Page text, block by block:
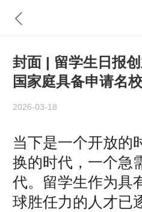
封面 | 留学生日报
国家庭具备申请名
2026-03-18
当下是一个开放的
换的时代，一个急
代。留学生作为具
球胜任力的人才已